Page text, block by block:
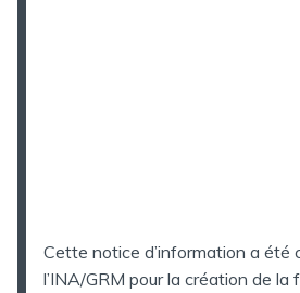
Cette notice d’information a été
l’INA/GRM pour la création de la